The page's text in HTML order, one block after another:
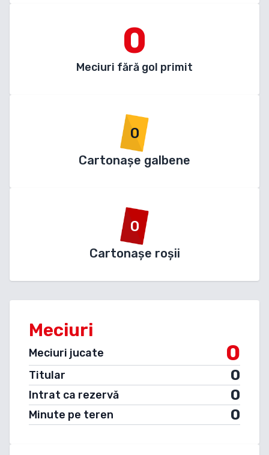
0
Meciuri fără gol primit
0
Cartonașe galbene
0
Cartonașe roșii
Meciuri
Meciuri jucate 0
Titular 0
Intrat ca rezervă 0
Minute pe teren 0